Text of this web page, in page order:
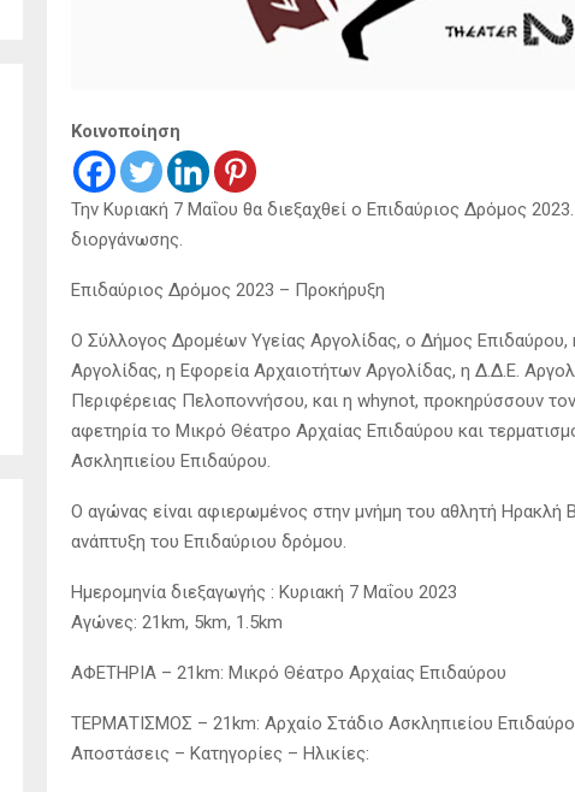
Κοινοποίηση
Την Κυριακή 7 Μαΐου θα διεξαχθεί ο Επιδαύριος Δρόμος
διοργάνωσης.
Επιδαύριος Δρόμος 2023 – Προκήρυξη
Ο Σύλλογος Δρομέων Υγείας Αργολίδας, ο Δήμος Επιδαύρου,
Αργολίδας, η Εφορεία Αρχαιοτήτων Αργολίδας, η Δ.Δ.Ε.
Περιφέρειας Πελοποννήσου, και η whynot, προκηρύσσουν
αφετηρία το Μικρό Θέατρο Αρχαίας Επιδαύρου και
Ασκληπιείου Επιδαύρου.
Ο αγώνας είναι αφιερωμένος στην μνήμη του αθλητή Ηρακλή
ανάπτυξη του Επιδαύριου δρόμου.
Ημερομηνία διεξαγωγής : Κυριακή 7 Μαΐου 2023
Αγώνες: 21km, 5km, 1.5km
ΑΦΕΤΗΡΙΑ – 21km: Μικρό Θέατρο Αρχαίας Επιδαύρου
ΤΕΡΜΑΤΙΣΜΟΣ – 21km: Αρχαίο Στάδιο Ασκληπιείου
Αποστάσεις – Κατηγορίες – Ηλικίες: